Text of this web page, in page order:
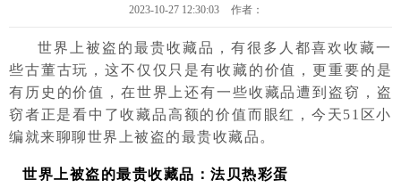
2023-10-27 12:30:03 作者：
世界上被盗的最贵收藏品，有很多人都喜欢收藏一
些古董古玩，这不仅仅只是有收藏的价值，更重要的是
有历史的价值，在世界上还有一些收藏品遭到盗窃，盗
窃者正是看中了收藏品高额的价值而眼红，今天51区小
编就来聊聊世界上被盗的最贵收藏品。
世界上被盗的最贵收藏品：法贝热彩蛋